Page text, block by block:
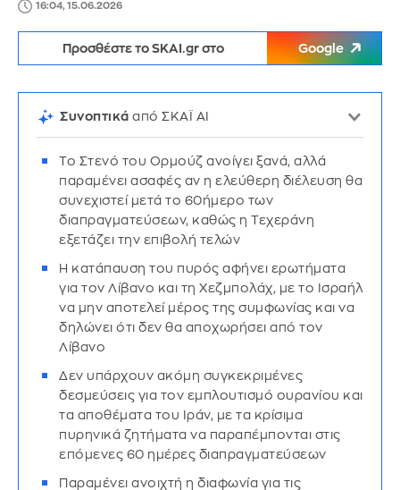
16:04, 15.06.2026
Προσθέστε το SKAI.gr στο Google
Συνοπτικά από ΣΚΑΪ AI
Το Στενό του Ορμούζ ανοίγει ξανά, αλλά
παραμένει ασαφές αν η ελεύθερη διέλευση θα
συνεχιστεί μετά το 60ήμερο των
διαπραγματεύσεων, καθώς η Τεχεράνη
εξετάζει την επιβολή τελών
Η κατάπαυση του πυρός αφήνει ερωτήματα
για τον Λίβανο και τη Χεζμπολάχ, με το Ισραήλ
να μην αποτελεί μέρος της συμφωνίας και να
δηλώνει ότι δεν θα αποχωρήσει από τον
Λίβανο
Δεν υπάρχουν ακόμη συγκεκριμένες
δεσμεύσεις για τον εμπλουτισμό ουρανίου και
τα αποθέματα του Ιράν, με τα κρίσιμα
πυρηνικά ζητήματα να παραπέμπονται στις
επόμενες 60 ημέρες διαπραγματεύσεων
Παραμένει ανοιχτή η διαφωνία για τις